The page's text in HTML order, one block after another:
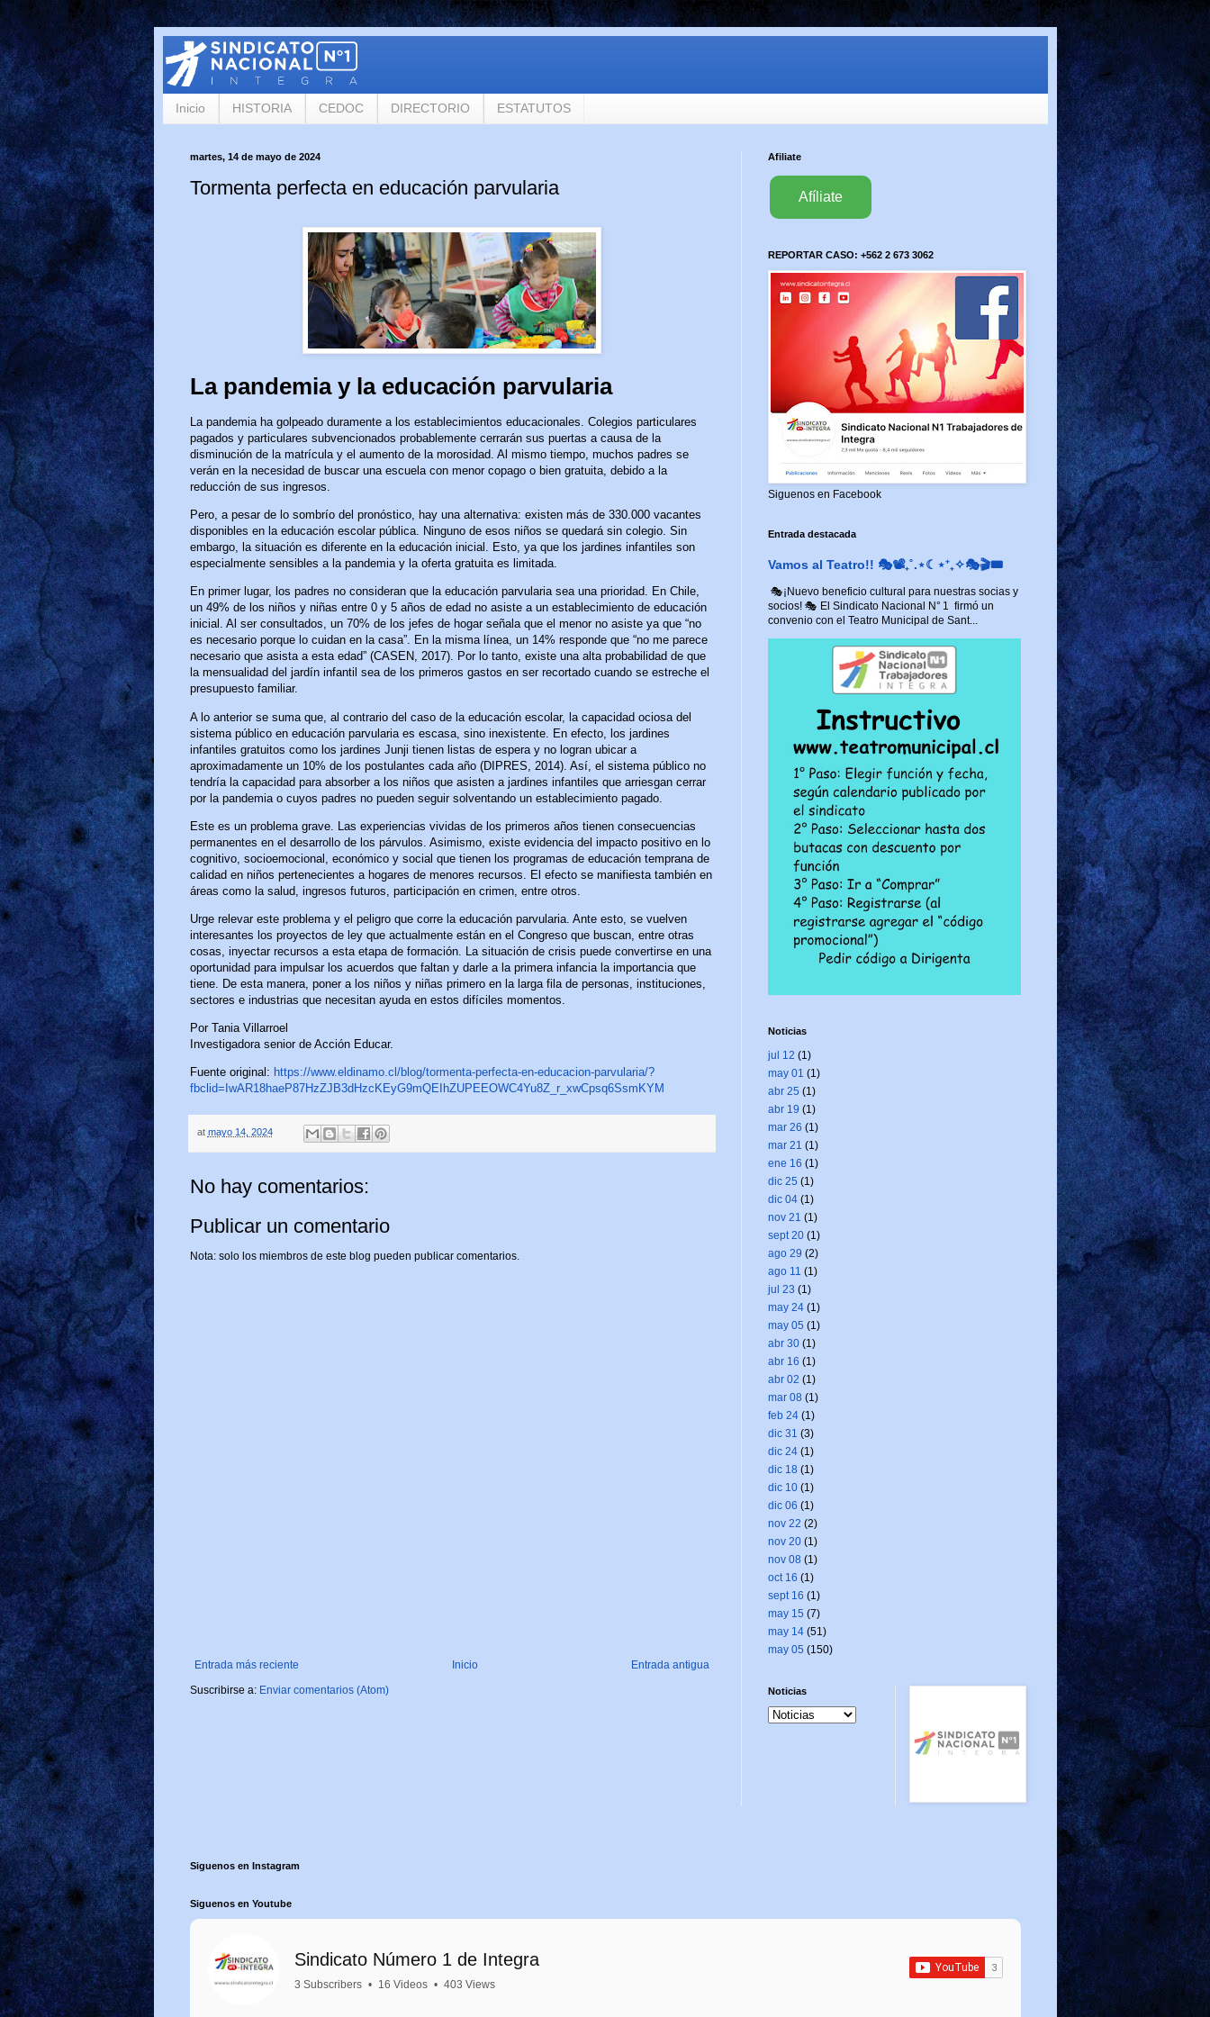
Inicio HISTORIA CEDOC DIRECTORIO ESTATUTOS
martes, 14 de mayo de 2024
Tormenta perfecta en educación parvularia
La pandemia y la educación parvularia
La pandemia ha golpeado duramente a los establecimientos educacionales. Colegios particulares
pagados y particulares subvencionados probablemente cerrarán sus puertas a causa de la
disminución de la matrícula y el aumento de la morosidad. Al mismo tiempo, muchos padres se
verán en la necesidad de buscar una escuela con menor copago o bien gratuita, debido a la
reducción de sus ingresos.
Pero, a pesar de lo sombrío del pronóstico, hay una alternativa: existen más de 330.000 vacantes
disponibles en la educación escolar pública. Ninguno de esos niños se quedará sin colegio. Sin
embargo, la situación es diferente en la educación inicial. Esto, ya que los jardines infantiles son
especialmente sensibles a la pandemia y la oferta gratuita es limitada.
En primer lugar, los padres no consideran que la educación parvularia sea una prioridad. En Chile,
un 49% de los niños y niñas entre 0 y 5 años de edad no asiste a un establecimiento de educación
inicial. Al ser consultados, un 70% de los jefes de hogar señala que el menor no asiste ya que “no
es necesario porque lo cuidan en la casa”. En la misma línea, un 14% responde que “no me parece
necesario que asista a esta edad” (CASEN, 2017). Por lo tanto, existe una alta probabilidad de que
la mensualidad del jardín infantil sea de los primeros gastos en ser recortado cuando se estreche el
presupuesto familiar.
A lo anterior se suma que, al contrario del caso de la educación escolar, la capacidad ociosa del
sistema público en educación parvularia es escasa, sino inexistente. En efecto, los jardines
infantiles gratuitos como los jardines Junji tienen listas de espera y no logran ubicar a
aproximadamente un 10% de los postulantes cada año (DIPRES, 2014). Así, el sistema público no
tendría la capacidad para absorber a los niños que asisten a jardines infantiles que arriesgan cerrar
por la pandemia o cuyos padres no pueden seguir solventando un establecimiento pagado.
Este es un problema grave. Las experiencias vividas de los primeros años tienen consecuencias
permanentes en el desarrollo de los párvulos. Asimismo, existe evidencia del impacto positivo en lo
cognitivo, socioemocional, económico y social que tienen los programas de educación temprana de
calidad en niños pertenecientes a hogares de menores recursos. El efecto se manifiesta también en
áreas como la salud, ingresos futuros, participación en crimen, entre otros.
Urge relevar este problema y el peligro que corre la educación parvularia. Ante esto, se vuelven
interesantes los proyectos de ley que actualmente están en el Congreso que buscan, entre otras
cosas, inyectar recursos a esta etapa de formación. La situación de crisis puede convertirse en una
oportunidad para impulsar los acuerdos que faltan y darle a la primera infancia la importancia que
tiene. De esta manera, poner a los niños y niñas primero en la larga fila de personas, instituciones,
sectores e industrias que necesitan ayuda en estos difíciles momentos.
Por Tania Villarroel
Investigadora senior de Acción Educar.
Fuente original: https://www.eldinamo.cl/blog/tormenta-perfecta-en-educacion-parvularia/?
fbclid=IwAR18haeP87HzZJB3dHzcKEyG9mQEIhZUPEEOWC4Yu8Z_r_xwCpsq6SsmKYM
at mayo 14, 2024
No hay comentarios:
Publicar un comentario
Nota: solo los miembros de este blog pueden publicar comentarios.
Entrada más reciente Entrada antigua
Inicio
Suscribirse a: Enviar comentarios (Atom)
Afiliate
Afíliate
REPORTAR CASO: +562 2 673 3062
Siguenos en Facebook
Entrada destacada
Vamos al Teatro!! 🎭📽️₊˚.⋆☾⋆⁺₊✧🎭🎬🎟️
🎭¡Nuevo beneficio cultural para nuestras socias y
socios! 🎭 El Sindicato Nacional N° 1 firmó un
convenio con el Teatro Municipal de Sant...
Noticias
jul 12 (1)
may 01 (1)
abr 25 (1)
abr 19 (1)
mar 26 (1)
mar 21 (1)
ene 16 (1)
dic 25 (1)
dic 04(1)
nov 21 (1)
sept 20(1)
ago 29 (2)
ago 11 (1)
jul 23 (1)
may 24(1)
may 05 (1)
abr 30(1)
abr 16 (1)
abr 02 (1)
mar 08 (1)
feb 24(1)
dic 31 (3)
dic 24(1)
dic 18 (1)
dic 10(1)
dic 06 (1)
nov 22 (2)
nov 20(1)
nov 08 (1)
oct 16 (1)
sept 16 (1)
may 15 (7)
may 14(51)
may 05 (150)
Noticias
Siguenos en Instagram
Siguenos en Youtube
Sindicato Número 1 de Integra
3 Subscribers • 16 Videos • 403 Views